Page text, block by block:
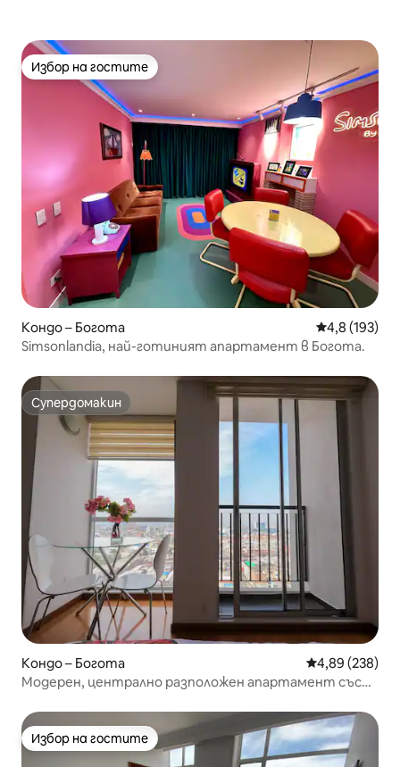
Избор на гостите
Избор на гостите
Кондо – Богота Средна
4,8 (193)
Simsonlandia, най-готиният апартамент в Богота.
Супердомакин
Супердомакин
Кондо – Богота Средна
4,89 (238)
Модерен, централно разположен апартамент със
Избор на гостите
Избор на гостите